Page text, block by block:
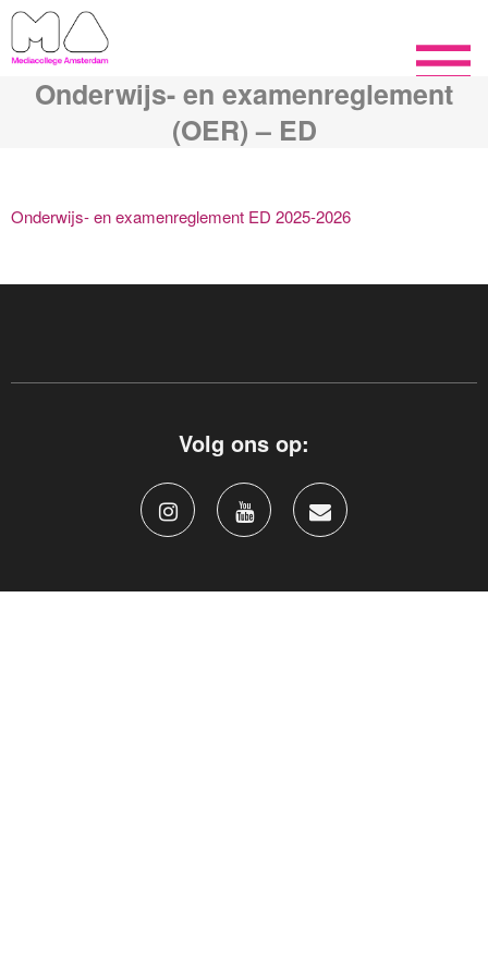
Onderwijs- en examenreglement
(OER) – ED
Onderwijs- en examenreglement ED 2025-2026
Volg ons op: